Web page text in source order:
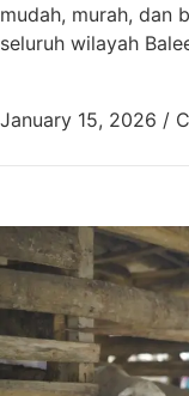
mudah, murah, dan
seluruh wilayah
January 15, 2026 /